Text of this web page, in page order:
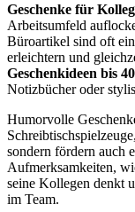
Geschenke für
Arbeitsumfeld
Büroartikel sind oft
erleichtern und
Geschenkideen bis
Notizbücher oder
Humorvolle
sondern fördern auch
Aufmerksamkeiten,
seine Kollegen denkt
im Team.